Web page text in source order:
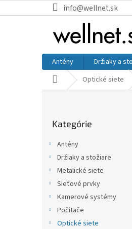
info@wellnet.sk
Antény Držiaky a
Domov Optické siete
Kategórie
Antény
Držiaky a stožiare
Metalické siete
Sieťové prvky
Kamerové systémy
Počítače
Optické siete